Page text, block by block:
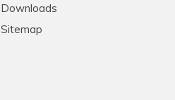
Downloads
Sitemap